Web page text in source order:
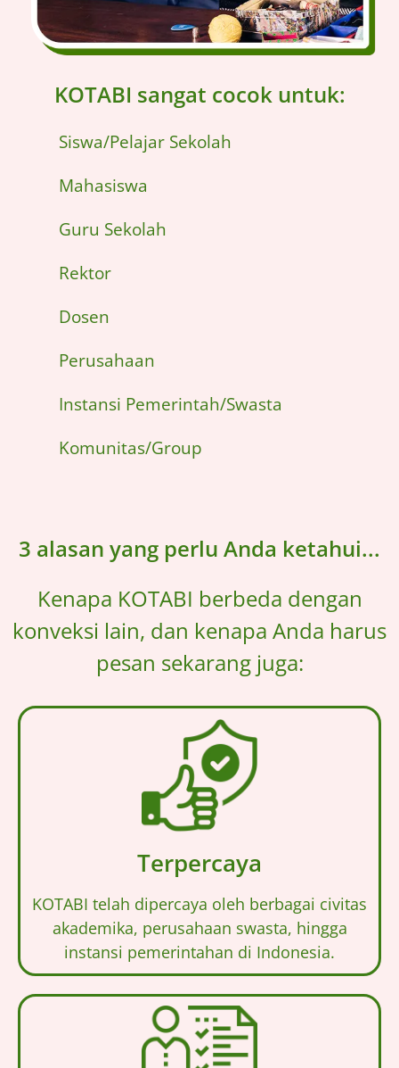
KOTABI sangat cocok untuk:
Siswa/Pelajar Sekolah
Mahasiswa
Guru Sekolah
Rektor
Dosen
Perusahaan
Instansi Pemerintah/Swasta
Komunitas/Group
3 alasan yang perlu Anda ketahui...
Kenapa KOTABI berbeda dengan
konveksi lain, dan kenapa Anda harus
pesan sekarang juga:
Terpercaya
KOTABI telah dipercaya oleh berbagai civitas
akademika, perusahaan swasta, hingga
instansi pemerintahan di Indonesia.